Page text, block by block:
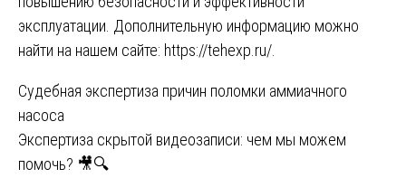
эксплуатации. Дополнительную информацию можно
найти на нашем сайте: https://tehexp.ru/
Навигация
по
записям
Судебная экспертиза причин поломки аммиачного
насоса
Экспертиза скрытой видеозаписи: чем мы можем
помочь? 🎥🔍